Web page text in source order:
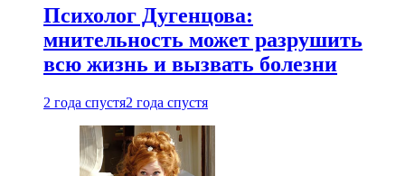
Психолог Дугенцова:
мнительность может разрушить
всю жизнь и вызвать болезни
2 года спустя2 года спустя